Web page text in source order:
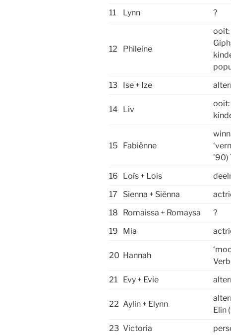
11
Lynn ?
12 Phileine
ooit:
13
Ise + Ize
14 Liv
ooit:
15 Fabiënne
16
Loïs + Lois
17
Sienna + Siënna
18
Romaissa + Romaysa
?
19
Mia
20 Hannah
21
Evy + Evie
22 Aylin + Elynn
Elin
23 Victoria